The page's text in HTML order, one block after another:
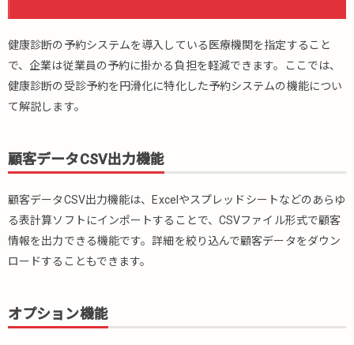
健康診断の予約システムを導入している医療機関を指定すること
で、企業は従業員の予約に掛かる負担を軽減できます。ここでは、
健康診断の受診予約を円滑化に特化した予約システムの機能につい
て解説します。
顧客データCSV出力機能
顧客データCSV出力機能は、Excelやスプレッドシートなどのあらゆ
る表計算ソフトにインポートすることで、CSVファイル形式で顧客
情報を出力できる機能です。詳細を絞り込んで顧客データをダウン
ロードすることもできます。
オプション機能